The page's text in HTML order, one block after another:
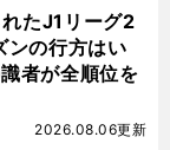
たJ1リーグ2
の行方はい
者が全順位を
2026.08.06更新